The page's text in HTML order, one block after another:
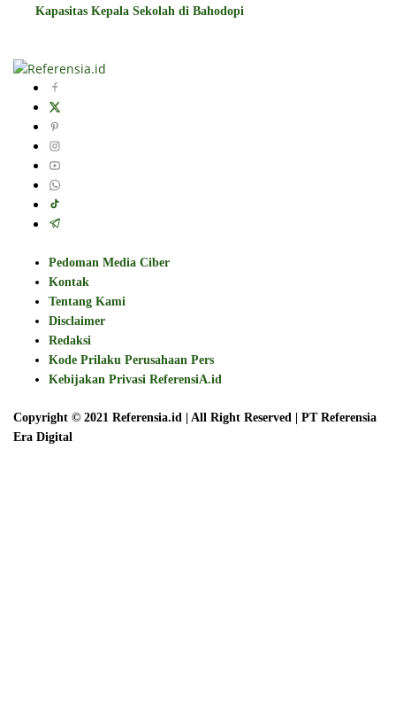
Kapasitas Kepala Sekolah di Bahodopi
Pedoman Media Ciber
Kontak
Tentang Kami
Disclaimer
Redaksi
Kode Prilaku Perusahaan Pers
Kebijakan Privasi ReferensiA.id
Copyright © 2021 Referensia.id | All Right Reserved | PT Referensia
Era Digital